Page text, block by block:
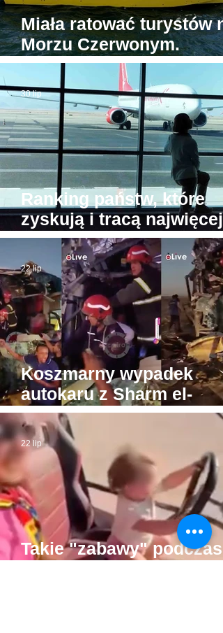
Miała ratować turystów
Morzu Czerwonym.
Tymczasem jedyna
egipska karetka wodna...
stoi w porcie
Ranking państw, które
zyskują i tracą najwięcej
turystów. Na przeciwnych
biegunach Egipt i
30 lip
Koszmarny wypadek
autokaru z Sharm el-
Sheikh do Gizy. Turyści
byli w drodze do Piramid
22 lip
Takie "zabawy" podczas
22 lip